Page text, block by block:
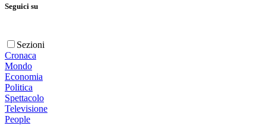
Seguici su
Sezioni
Cronaca
Mondo
Economia
Politica
Spettacolo
Televisione
People